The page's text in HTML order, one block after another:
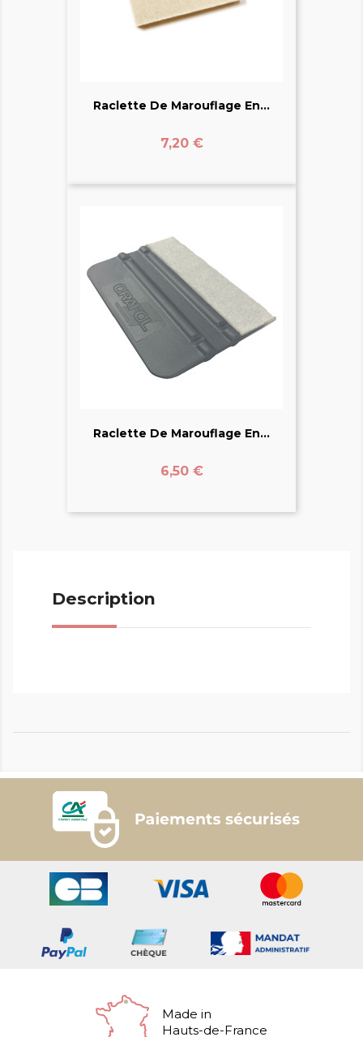
Raclette De Marouflage En...
Prix
7,20 €
Raclette De Marouflage En...
Prix
6,50 €
Description
Made in
Hauts-de-France